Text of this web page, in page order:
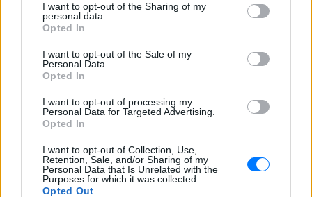
I want to opt-out of the Sharing of my
personal data.
Opted In
I want to opt-out of the Sale of my
Personal Data.
Opted In
I want to opt-out of processing my
Personal Data for Targeted Advertising.
Opted In
I want to opt-out of Collection, Use,
Retention, Sale, and/or Sharing of my
Personal Data that Is Unrelated with the
Purposes for which it was collected.
Opted Out
ΔΕΙΤΕ ΕΠΙΣΗΣ
ΣΤΗΝ ΙΔΙΑ ΚΑΤΗΓΟΡΙΑ
Χούθι χτύπησαν Aramco, Ιράν